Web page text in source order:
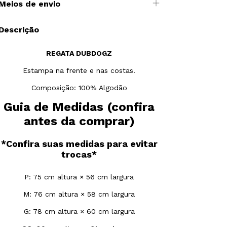
de envio
REGATA DUBDOGZ
Estampa na frente e nas costas.
Composição: 100% Algodão
Guia de Medidas (confira
antes da comprar)
*Confira suas medidas para evitar
trocas*
P: 75 cm altura × 56 cm largura
M: 76 cm altura × 58 cm largura
G: 78 cm altura × 60 cm largura